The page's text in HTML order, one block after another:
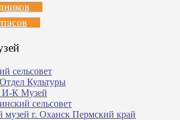
сельсовет
Культуры
И-К Музей
сельсовет
музей г. Оханск Пермский край